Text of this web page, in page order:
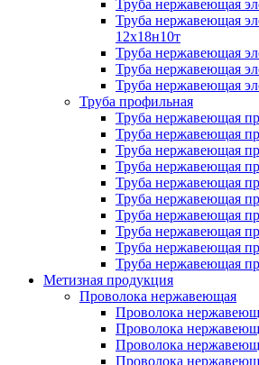
Труба нержавеющая
Труба нержавеющая
12х18н10т
Труба нержавеющая
Труба нержавеющая
Труба нержавеющая
Труба профильная
Труба нержавеющая
Труба нержавеющая
Труба нержавеющая
Труба нержавеющая
Труба нержавеющая
Труба нержавеющая
Труба нержавеющая
Труба нержавеющая
Труба нержавеющая
Труба нержавеющая
Метизная продукция
Проволока нержавеющая
Проволока
Проволока
Проволока
Проволока